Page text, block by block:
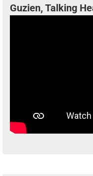
Guzien, Talking